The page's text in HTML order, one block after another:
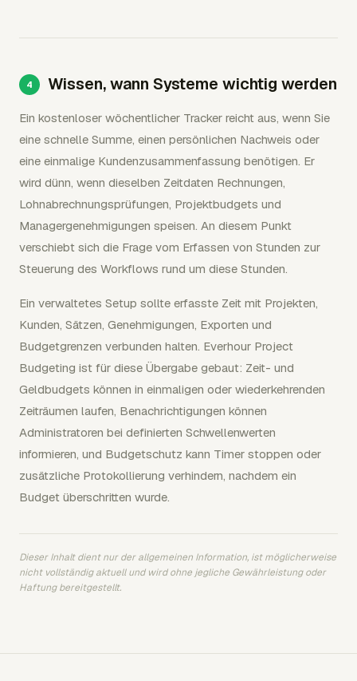
Wissen, wann Systeme wichtig werden
Ein kostenloser wöchentlicher Tracker reicht aus, wenn Sie
eine schnelle Summe, einen persönlichen Nachweis oder
eine einmalige Kundenzusammenfassung benötigen. Er
wird dünn, wenn dieselben Zeitdaten Rechnungen,
Lohnabrechnungsprüfungen, Projektbudgets und
Managergenehmigungen speisen. An diesem Punkt
verschiebt sich die Frage vom Erfassen von Stunden zur
Steuerung des Workflows rund um diese Stunden.
Ein verwaltetes Setup sollte erfasste Zeit mit Projekten,
Kunden, Sätzen, Genehmigungen, Exporten und
Budgetgrenzen verbunden halten. Everhour Project
Budgeting ist für diese Übergabe gebaut: Zeit- und
Geldbudgets können in einmaligen oder wiederkehrenden
Zeiträumen laufen, Benachrichtigungen können
Administratoren bei definierten Schwellenwerten
informieren, und Budgetschutz kann Timer stoppen oder
zusätzliche Protokollierung verhindern, nachdem ein
Budget überschritten wurde.
Dieser Inhalt dient nur der allgemeinen Information, ist möglicherweise
nicht vollständig aktuell und wird ohne jegliche Gewährleistung oder
Haftung bereitgestellt.